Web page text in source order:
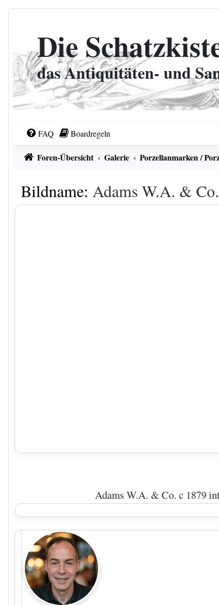
Zum Inhalt
Die
das Antiquitäten- und
FAQ Boardregeln
Foren-Übersicht Galerie Porzellanmarken /
Bildname: Adams W.A. & Co.
Adams W.A. & Co. c 1879